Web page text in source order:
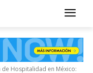
de Hospitalidad en México: